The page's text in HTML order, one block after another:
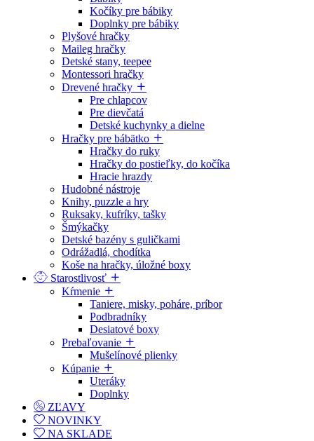
Kočíky pre bábiky
Doplnky pre bábiky
Plyšové hračky
Maileg hračky
Detské stany, teepee
Montessori hračky
Drevené hračky
Pre chlapcov
Pre dievčatá
Detské kuchynky a dielne
Hračky pre bábätko
Hračky do ruky
Hračky do postieľky, do kočíka
Hracie hrazdy
Hudobné nástroje
Knihy, puzzle a hry
Ruksaky, kufríky, tašky
Šmýkačky
Detské bazény s guličkami
Odrážadlá, chodítka
Koše na hračky, úložné boxy
Starostlivosť
Kŕmenie
Taniere, misky, poháre, príbor
Podbradníky
Desiatové boxy
Prebaľovanie
Mušelínové plienky
Kúpanie
Uteráky
Doplnky
ZĽAVY
NOVINKY
NA SKLADE